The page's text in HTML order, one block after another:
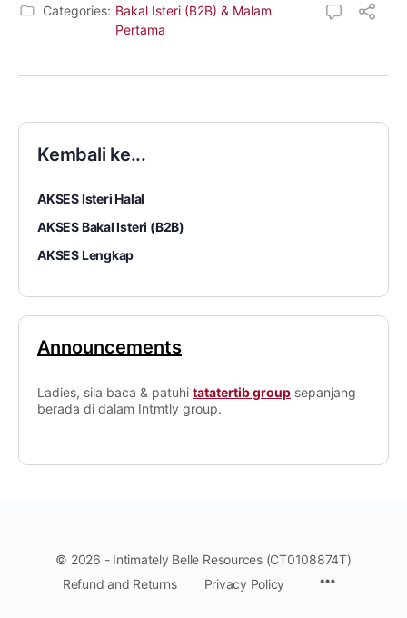
Categories: Bakal Isteri (B2B) & Malam
Pertama
Kembali ke...
AKSES Isteri Halal
AKSES Bakal Isteri (B2B)
AKSES Lengkap
Announcements
Ladies, sila baca & patuhi tatatertib group sepanjang
berada di dalam Intmtly group.
© 2026 - Intimately Belle Resources (CT0108874T)
Refund and Returns
Privacy Policy